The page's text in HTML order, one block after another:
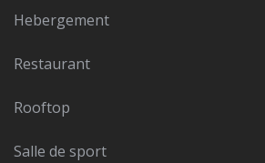
Hebergement
Restaurant
Rooftop
Salle de sport